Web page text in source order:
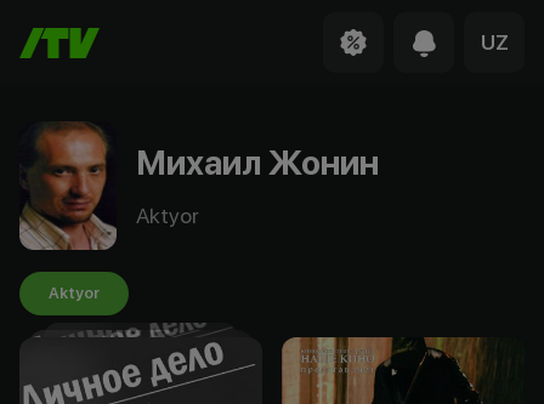
UZ
Михаил Жонин
Aktyor
Aktyor